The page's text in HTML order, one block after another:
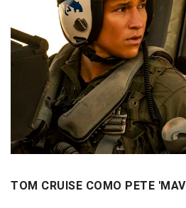
TOM CRUISE COMO PETE